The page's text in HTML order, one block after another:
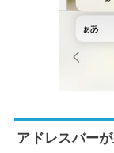
アドレスバー